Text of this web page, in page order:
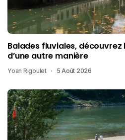
Balades fluviales,
d’une autre manière
Yoan Rigoulet 5 Août 2026